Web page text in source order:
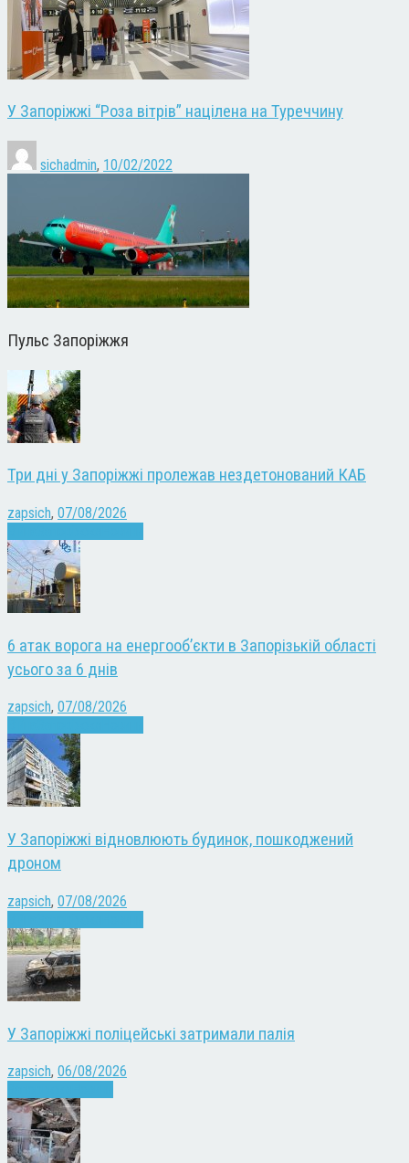
У Запоріжжі “Роза вітрів” націлена на Туреччину
sichadmin, 10/02/2022
Пульс Запоріжжя
Три дні у Запоріжжі пролежав нездетонований КАБ
zapsich, 07/08/2026
6 атак ворога на енергооб’єкти в Запорізькій області
усього за 6 днів
zapsich, 07/08/2026
У Запоріжжі відновлюють будинок, пошкоджений
дроном
zapsich, 07/08/2026
У Запоріжжі поліцейські затримали палія
zapsich, 06/08/2026